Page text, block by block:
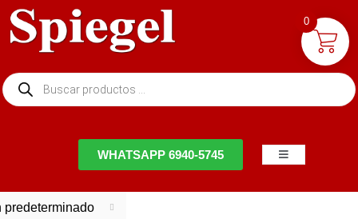
WHATSAPP 6940-5745
predeterminado
0